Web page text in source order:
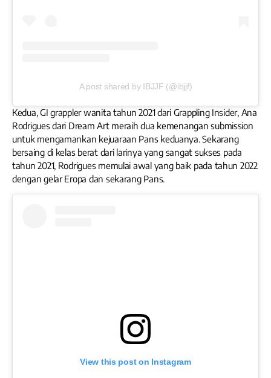
A post shared by IBJJF (@ibjjf)
Kedua, GI grappler wanita tahun 2021 dari Grappling Insider, Ana
Rodrigues dari Dream Art meraih dua kemenangan submission
untuk mengamankan kejuaraan Pans keduanya. Sekarang
bersaing di kelas berat dari larinya yang sangat sukses pada
tahun 2021, Rodrigues memulai awal yang baik pada tahun 2022
dengan gelar Eropa dan sekarang Pans.
View this post on Instagram